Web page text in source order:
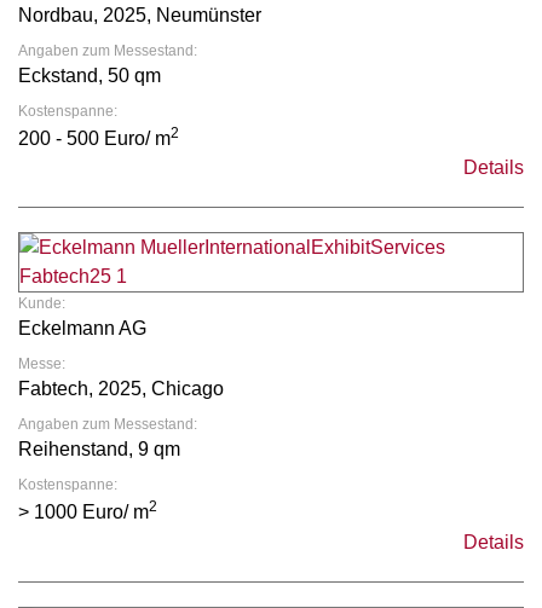
Nordbau, 2025, Neumünster
Angaben zum Messestand:
Eckstand, 50 qm
Kostenspanne:
200 - 500 Euro/ m2
Details
Kunde:
Eckelmann AG
Messe:
Fabtech, 2025, Chicago
Angaben zum Messestand:
Reihenstand, 9 qm
Kostenspanne:
> 1000 Euro/ m2
Details